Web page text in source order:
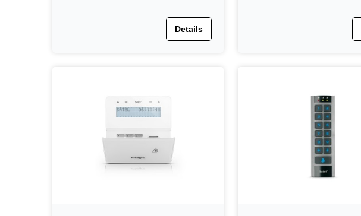
Details